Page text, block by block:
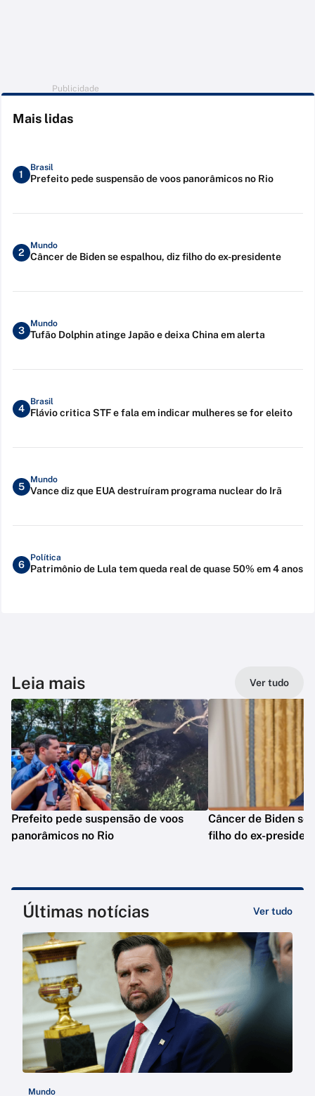
Publicidade
Mais lidas
1
Brasil
Prefeito pede suspensão de voos panorâmicos no Rio
2
Mundo
Câncer de Biden se espalhou, diz filho do ex-presidente
3
Mundo
Tufão Dolphin atinge Japão e deixa China em alerta
4
Brasil
Flávio critica STF e fala em indicar mulheres se for eleito
5
Mundo
Vance diz que EUA destruíram programa nuclear do Irã
6
Política
Patrimônio de Lula tem queda real de quase 50% em 4 anos
Leia mais Ver tudo
Prefeito pede suspensão de voos
panorâmicos no Rio
Câncer de Biden se
filho do ex-
Últimas notícias Ver tudo
Mundo